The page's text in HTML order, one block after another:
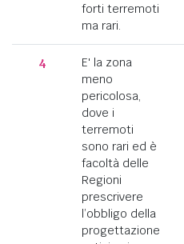
forti terremoti
ma rari.
4
E' la zona
meno
pericolosa,
dove i
terremoti
sono rari ed è
facoltà delle
Regioni
prescrivere
l’obbligo della
progettazione